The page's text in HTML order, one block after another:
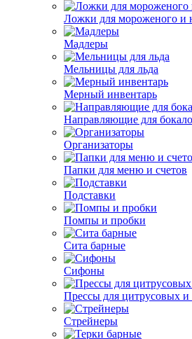
Ложки для мороженого и
Мадлеры
Мельницы для льда
Мерный инвентарь
Направляющие для
Организаторы
Папки для меню и счетов
Подставки
Помпы и пробки
Сита барные
Сифоны
Прессы для цитрусовых и
Стрейнеры